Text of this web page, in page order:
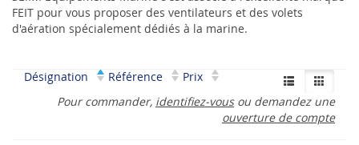
FEIT pour vous proposer des ventilateurs et des volets
d'aération spécialement dédiés à la marine.
Désignation Référence
Prix
Pour commander, identifiez-vousou demandez une
ouverture de compte